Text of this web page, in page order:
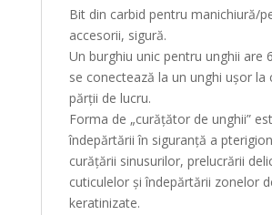
Bit din carbid pentru manichiură/
accesorii, sigură.
Un burghiu unic pentru unghii are
se conectează la un unghi ușor la
părții de lucru.
Forma de „curățător de unghii”
îndepărtării în siguranță a
curățării sinusurilor, prelucrării
cuticulelor și îndepărtării zonelor
keratinizate.